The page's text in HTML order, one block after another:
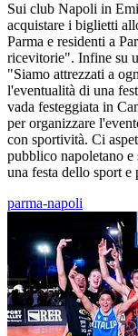
Sui club Napoli in
acquistare i biglietti
Parma e residenti a
ricevitorie". Infine su
"Siamo attrezzati a
l'eventualità di una
vada festeggiata in
per organizzare
con sportività. Ci
pubblico napoletano
una festa dello sport e
parma-napoli